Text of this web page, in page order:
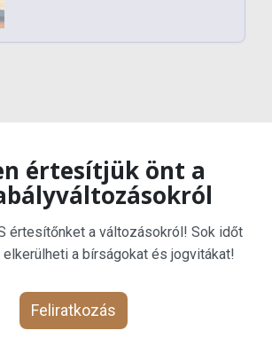
értesítjük önt a
értesítőnket a változásokról! Sok időt
elkerülheti a bírságokat és jogvitákat!
Feliratkozás